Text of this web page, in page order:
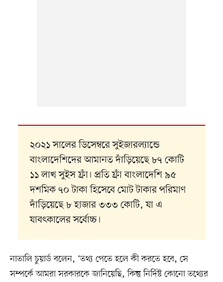
২০২১ সালের ডিসেম্বরে সুইজারল্যান্ডে
বাংলাদেশিদের আমানত দাঁড়িয়েছে ৮৭ কোটি
১১ লাখ সুইস ফ্রাঁ। প্রতি ফ্রাঁ বাংলাদেশি ৯৫
দশমিক ৭০ টাকা হিসেবে মোট টাকার পরিমাণ
দাঁড়িয়েছে ৮ হাজার ৩৩৩ কোটি, যা এ
যাবৎকালের সর্বোচ্চ।
নাতালি চুয়ার্ড বলেন, ‘তথ্য পেতে হলে কী করতে হবে, সে
সম্পর্কে আমরা সরকারকে জানিয়েছি, কিন্তু নির্দিষ্ট কোনো তথ্যের